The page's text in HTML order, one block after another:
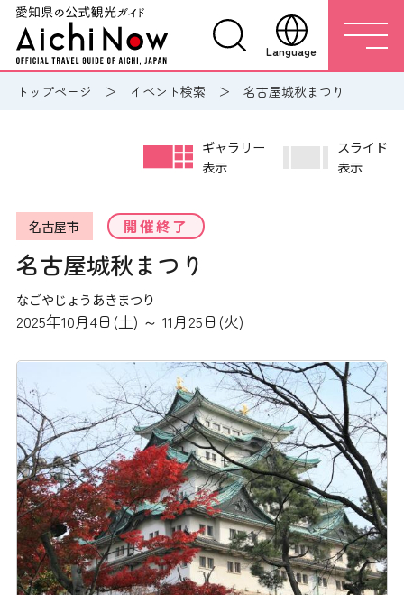
Language
トップページ イベント検索 名古屋城秋まつり
名古屋市 開催終了
名古屋城秋まつり
なごやじょうあきまつり
2025年10月4日(土) ～ 11月25日(火)
ギャラリー
表示
スライド
表示